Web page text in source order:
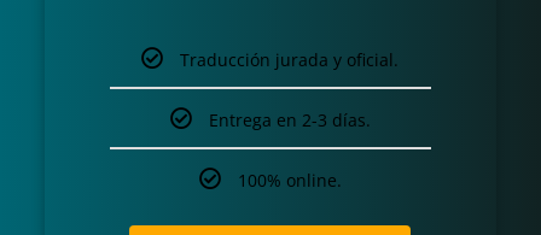
Traducción jurada y oficial.
Entrega en 2-3 días.
100% online.